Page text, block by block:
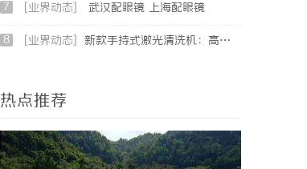
7 [业界动态] 武汉配眼镜 上海配眼镜
8 [业界动态] 新款手持式激光清洗机：高效清洁的新时代
热点推荐